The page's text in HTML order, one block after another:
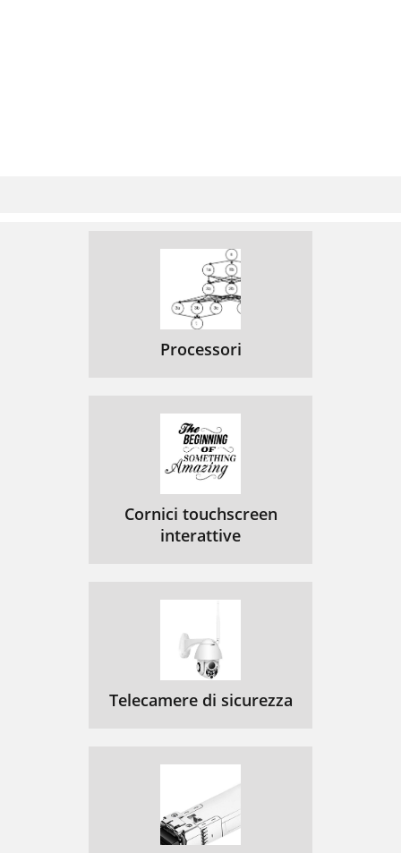
Processori
Cornici touchscreen
interattive
Telecamere di sicurezza